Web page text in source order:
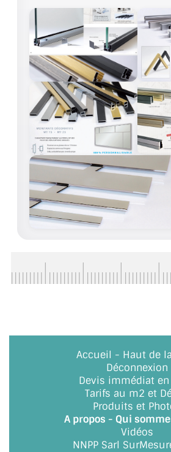
DALLE DE SOL EN VERRE
PORTE EN VERRE
GARDE CORPS EN VERRE
VERRIÈRE TYPE ATELIER
VERRES TEXTURÉS
PLEXIGLAS PMMA
ACCESSOIRES & QUINCAILLERIE
CATALOGUE DE PROFILS ET
LES FIXATIONS POUR MIROIR
CONNECTEURS ET
PLATS ET CORNIÈRES
LES CHARNIÈRES DE PORTE EN
BOUTONS ET POIGNÉES
Accueil - Haut de
Déconnexion
Devis immédiat
Tarifs au m2 et
Produits et
A propos - Qui
Vidéos
NNPP Sarl